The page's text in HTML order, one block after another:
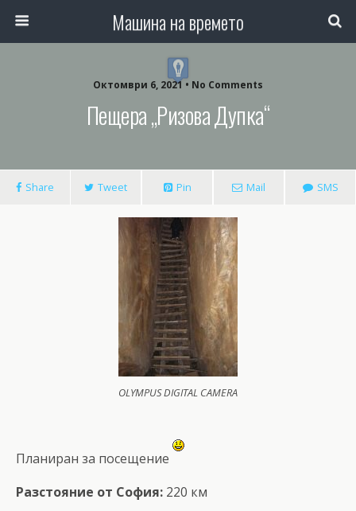
Машина на времето
Октомври 6, 2021 • No Comments
Пещера „Ризова Дупка“
Share Tweet Pin Mail SMS
OLYMPUS DIGITAL CAMERA
Планиран за посещение
Разстояние от София: 220 км